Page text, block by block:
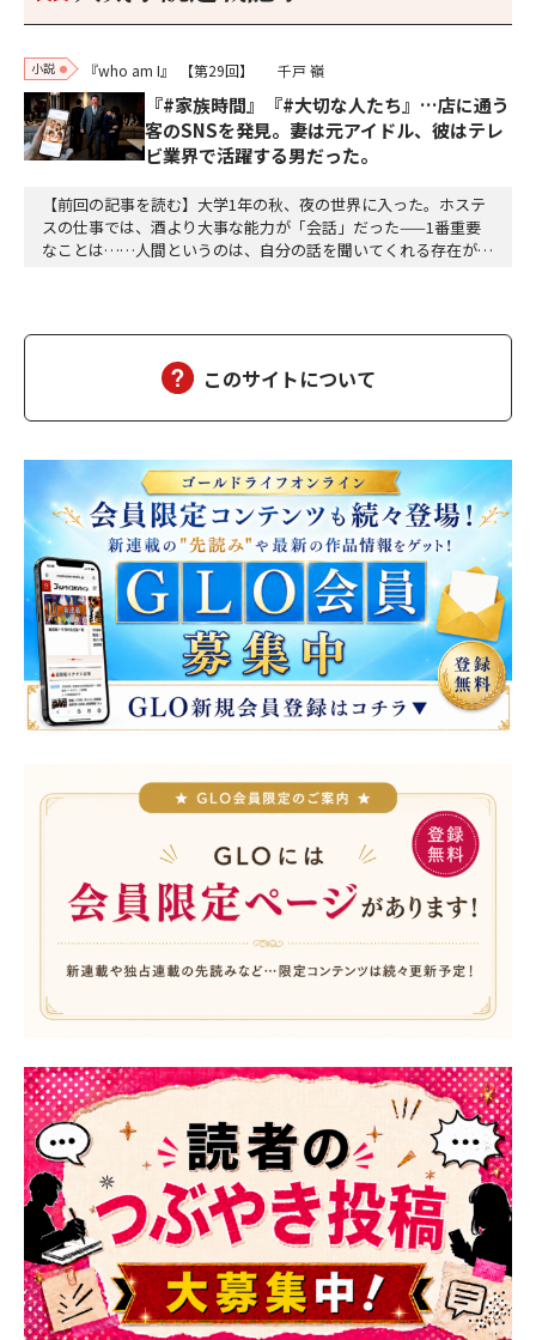
小説 『who am I』 【第29回】 千戸 嶺
『#家族時間』『#大切な人たち』…店に通う
客のSNSを発見。妻は元アイドル、彼はテレ
ビ業界で活躍する男だった。
【前回の記事を読む】大学1年の秋、夜の世界に入った。ホステ
スの仕事では、酒より大事な能力が「会話」だった——1番重要
なことは……人間というのは、自分の話を聞いてくれる存在が好
物』の共感はコストがかかる。『本物』の関心は疲弊する…
このサイトについて